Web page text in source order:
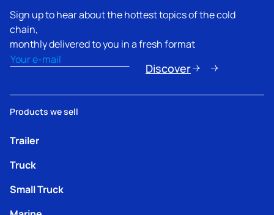
Sign up to hear about the hottest topics of the cold
chain,
monthly delivered to you in a fresh format
Email(Obligatorio)
Discover
Products we sell
Trailer
Truck
Small Truck